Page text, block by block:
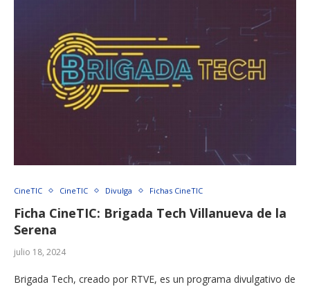
CineTIC CineTIC Divulga Fichas CineTIC
Ficha CineTIC: Brigada Tech Villanueva de la
Serena
julio 18, 2024
Brigada Tech, creado por RTVE, es un programa divulgativo de